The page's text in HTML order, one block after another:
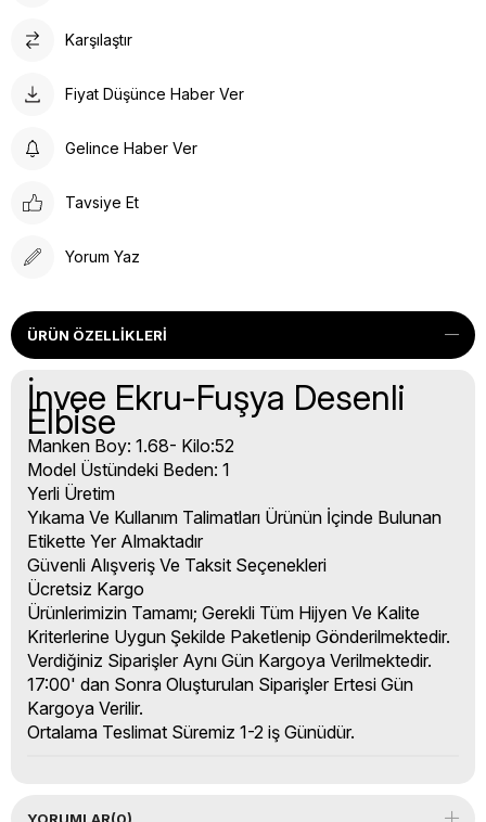
Karşılaştır
Fiyat Düşünce Haber Ver
Gelince Haber Ver
Tavsiye Et
Yorum Yaz
ÜRÜN ÖZELLIKLERI
İnvee Ekru-Fuşya Desenli
Elbise
Manken Boy: 1.68- Kilo:52
Model Üstündeki Beden: 1
Yerli Üretim
Yıkama Ve Kullanım Talimatları Ürünün İçinde Bulunan
Etikette Yer Almaktadır
Güvenli Alışveriş Ve Taksit Seçenekleri
Ücretsiz Kargo
Ürünlerimizin Tamamı; Gerekli Tüm Hijyen Ve Kalite
Kriterlerine Uygun Şekilde Paketlenip Gönderilmektedir.
Verdiğiniz Siparişler Aynı Gün Kargoya Verilmektedir.
17:00' dan Sonra Oluşturulan Siparişler Ertesi Gün
Kargoya Verilir.
Ortalama Teslimat Süremiz 1-2 iş Günüdür.
YORUMLAR(0)